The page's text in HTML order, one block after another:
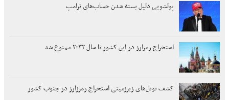
پولشویی دلیل بسته شدن حساب‌های ترامپ
استخراج رمزارز در این کشور تا سال ۲۰۳۲ ممنوع شد
کشف تونل‌های زیرزمینی استخراج رمرزارز در جنوب کشور